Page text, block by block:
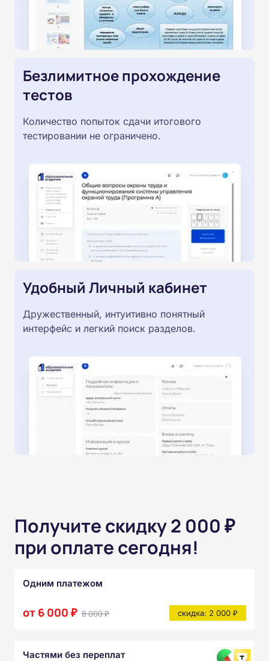
Безлимитное прохождение
тестов
Количество попыток сдачи итогового
тестировании не ограничено.
Удобный Личный кабинет
Дружественный, интуитивно понятный
интерфейс и легкий поиск разделов.
Получите скидку 2 000 ₽
при оплате сегодня!
Одним платежом
от 6 000 ₽ 8 000 ₽ скидка: 2 000 ₽
Частями без переплат